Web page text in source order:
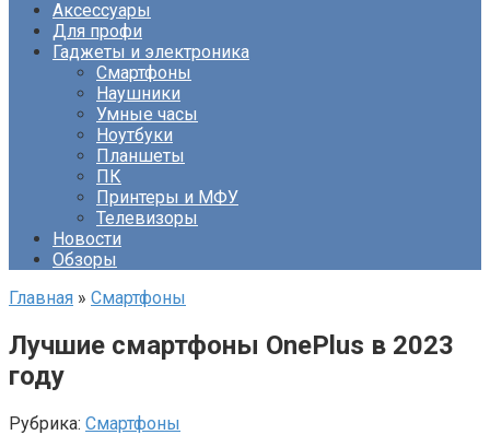
Аксессуары
Для профи
Гаджеты и электроника
Смартфоны
Наушники
Умные часы
Ноутбуки
Планшеты
ПК
Принтеры и МФУ
Телевизоры
Новости
Обзоры
Главная » Смартфоны
Лучшие смартфоны OnePlus в 2023
году
Рубрика: Смартфоны